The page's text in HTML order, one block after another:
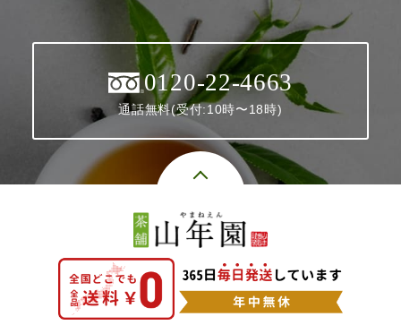
0120-22-4663
通話無料(受付:10時〜18時)